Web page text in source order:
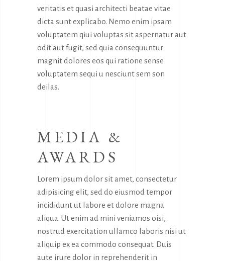
veritatis et quasi architecti beatae vitae
dicta sunt explicabo. Nemo enim ipsam
voluptatem qiui voluptas sit aspernatur aut
odit aut fugit, sed quia consequuntur
magnit dolores eos qui ratione sense
voluptatem sequi u nesciunt sem son
deilas.
MEDIA &
AWARDS
Lorem ipsum dolor sit amet, consectetur
adipisicing elit, sed do eiusmod tempor
incididunt ut labore et dolore magna
aliqua. Ut enim ad mini veniamos oisi,
nostrud exercitation ullamco laboris nisi ut
aliquip ex ea commodo consequat. Duis
aute irure dolor in reprehenderit in